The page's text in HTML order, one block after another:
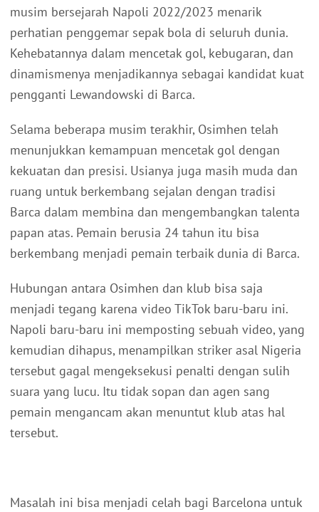
musim bersejarah Napoli 2022/2023 menarik
perhatian penggemar sepak bola di seluruh dunia.
Kehebatannya dalam mencetak gol, kebugaran, dan
dinamismenya menjadikannya sebagai kandidat kuat
pengganti Lewandowski di Barca.
Selama beberapa musim terakhir, Osimhen telah
menunjukkan kemampuan mencetak gol dengan
kekuatan dan presisi. Usianya juga masih muda dan
ruang untuk berkembang sejalan dengan tradisi
Barca dalam membina dan mengembangkan talenta
papan atas. Pemain berusia 24 tahun itu bisa
berkembang menjadi pemain terbaik dunia di Barca.
Hubungan antara Osimhen dan klub bisa saja
menjadi tegang karena video TikTok baru-baru ini.
Napoli baru-baru ini memposting sebuah video, yang
kemudian dihapus, menampilkan striker asal Nigeria
tersebut gagal mengeksekusi penalti dengan sulih
suara yang lucu. Itu tidak sopan dan agen sang
pemain mengancam akan menuntut klub atas hal
tersebut.
Masalah ini bisa menjadi celah bagi Barcelona untuk